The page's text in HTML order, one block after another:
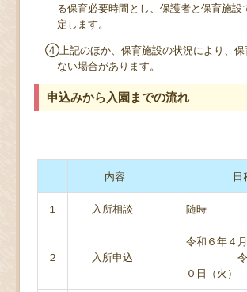
る保育必要時間とし、保護者と保育施設
定します。
④上記のほか、保育施設の状況により、保
ない場合があります。
申込みから入園までの流れ
内容 日
１ 入所相談 随時
２ 入所申込
令和６年４
令和６
０日（火）